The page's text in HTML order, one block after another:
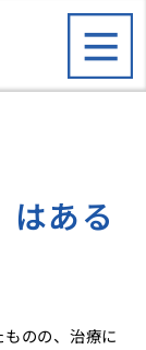
はある
のの、治療に